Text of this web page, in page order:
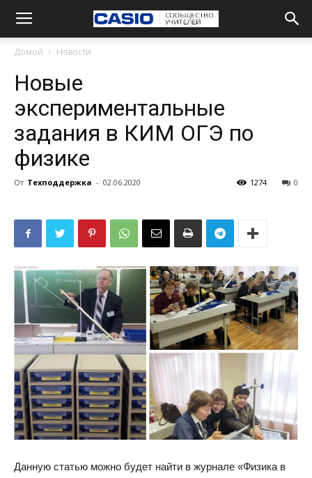
Домой Новости
Новые
экспериментальные
задания в КИМ ОГЭ по
физике
От Техподдержка - 02.06.2020 0
1274
Данную статью можно будет найти в журнале «Физика в